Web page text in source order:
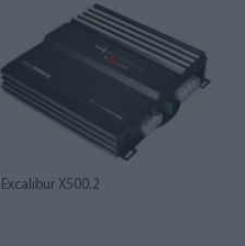
Excalibur X500.2